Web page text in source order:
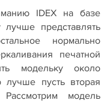
IDEX на базе
представлять
нормально
печатной
модельку около
пусть вторая
модель